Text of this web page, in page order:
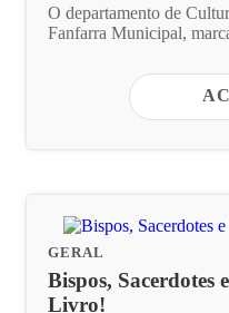
O departamento de
Fanfarra Municipal,
GERAL
Bispos, Sacerdotes
Livro!